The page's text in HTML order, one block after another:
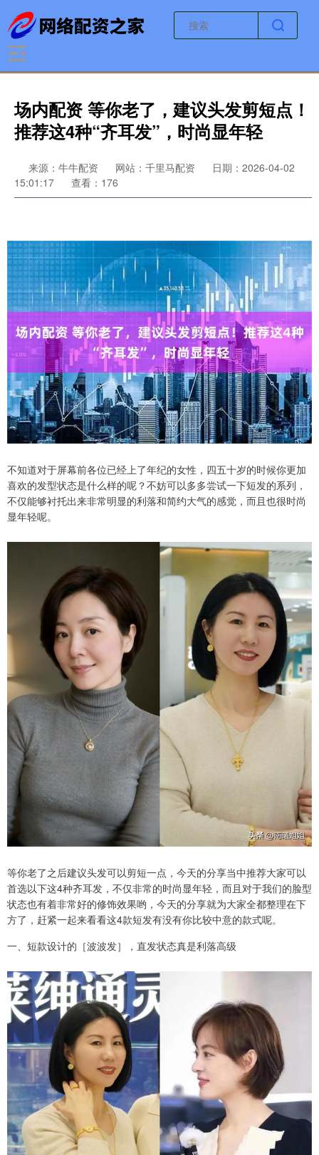
场内配资 等你老了，建议头发剪短点！
推荐这4种“齐耳发”，时尚显年轻
来源：牛牛配资 网站：千里马配资
日期：2026-04-02
15:01:17
查看：176
不知道对于屏幕前各位已经上了年纪的女性，四五十岁的时候你更加
喜欢的发型状态是什么样的呢？不妨可以多多尝试一下短发的系列，
不仅能够衬托出来非常明显的利落和简约大气的感觉，而且也很时尚
显年轻呢。
等你老了之后建议头发可以剪短一点，今天的分享当中推荐大家可以
首选以下这4种齐耳发，不仅非常的时尚显年轻，而且对于我们的脸型
状态也有着非常好的修饰效果哟，今天的分享就为大家全都整理在下
方了，赶紧一起来看看这4款短发有没有你比较中意的款式呢。
一、短款设计的［波波发］，直发状态真是利落高级